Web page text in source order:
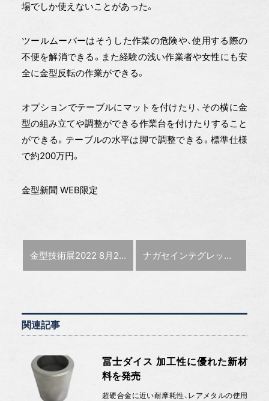
場でしか使えないことがあった。
ツールムーバーはそうした作業の危険や、使用する際の
不便を解消できる。また経験の浅い作業者や女性にも安
全に金型反転の作業ができる。
オプションでテーブルにマットを付けたり、その横に金
型の組み立てや調整ができる作業台を付けたりすること
ができる。テーブルの水平は脚で調整できる。標準仕様
で約200万円。
金型新聞 WEB限定
前の記事 :
金型技術展2022 8月26日、産創館で 次の記事 :
ナガセインテグレックス 設置面寸法1/2の平面研削盤を発表
関連記事
冨士ダイス 加工性に優れた新材
料を発売
超硬合金に近い耐摩耗性、レアメタルの使用